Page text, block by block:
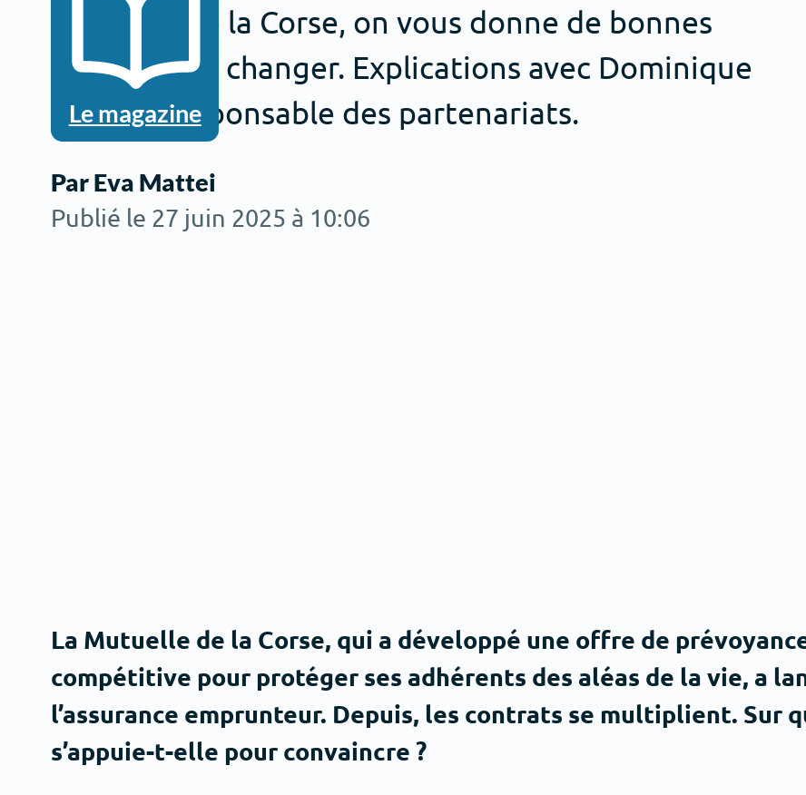
Le magazine
Mutuelle de la Corse, on vous donne de bonnes
raisons d’en changer. Explications avec Dominique
Fratani, responsable des partenariats.
Par Eva Mattei
Publié le 27 juin 2025 à 10:06
La Mutuelle de la Corse, qui a développé une offre de
compétitive pour protéger ses adhérents des aléas de la vie, a
l’assurance emprunteur. Depuis, les contrats se multiplient. Sur
s’appuie-t-elle pour convaincre ?